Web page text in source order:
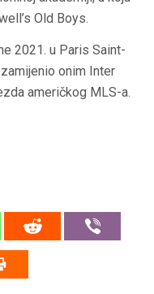
Old Boys.
2021. u Paris Saint-
onim Inter
američkog MLS-a.